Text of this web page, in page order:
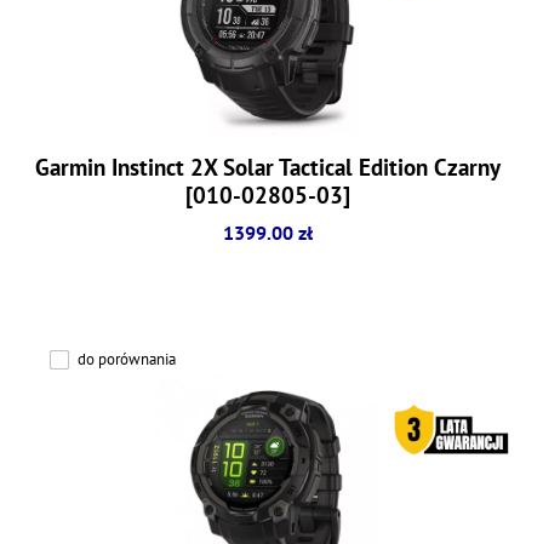
Garmin Instinct 2X Solar Tactical Edition Czarny
[010-02805-03]
1399.00 zł
do porównania